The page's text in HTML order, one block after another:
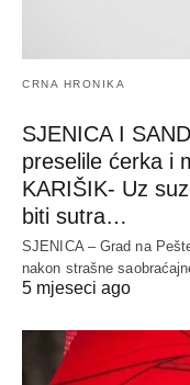
CRNA HRONIKA
SJENICA I
preselile ćerka i
KARIŠIK- Uz
biti sutra…
SJENICA – Grad na
nakon strašne
5 mjeseci ago